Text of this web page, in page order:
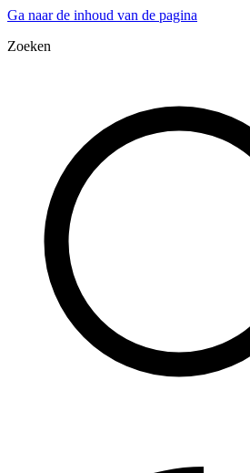
Ga naar de inhoud van de pagina
Zoeken